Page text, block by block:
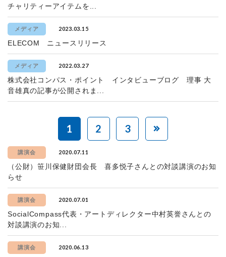
チャリティーアイテムを...
メディア 2023.03.15
ELECOM ニュースリリース
メディア 2022.03.27
株式会社コンパス・ポイント インタビューブログ 理事 大
音雄真の記事が公開されま...
1 2 3
講演会 2020.07.11
（公財）笹川保健財団会長 喜多悦子さんとの対談講演のお知
らせ
講演会 2020.07.01
SocialCompass代表・アートディレクター中村英誉さんとの
対談講演のお知...
講演会 2020.06.13